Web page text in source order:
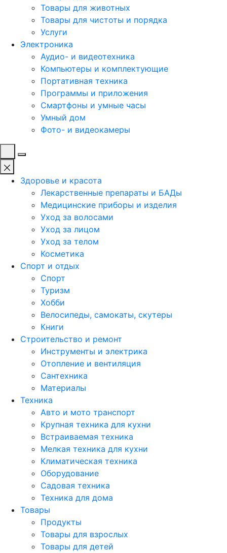
Товары для животных
Товары для чистоты и порядка
Услуги
Электроника
Аудио- и видеотехника
Компьютеры и комплектующие
Портативная техника
Программы и приложения
Смартфоны и умные часы
Умный дом
Фото- и видеокамеры
Здоровье и красота
Лекарственные препараты и БАДы
Медицинские приборы и изделия
Уход за волосами
Уход за лицом
Уход за телом
Косметика
Спорт и отдых
Спорт
Туризм
Хобби
Велосипеды, самокаты, скутеры
Книги
Строительство и ремонт
Инструменты и электрика
Отопление и вентиляция
Сантехника
Материалы
Техника
Авто и мото транспорт
Крупная техника для кухни
Встраиваемая техника
Мелкая техника для кухни
Климатическая техника
Оборудование
Садовая техника
Техника для дома
Товары
Продукты
Товары для взрослых
Товары для детей